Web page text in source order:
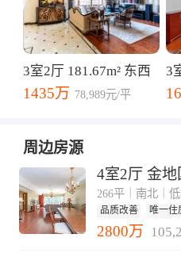
3室2厅 181.67m² 东西
1435万 78,989元/平
3
周边房源
4室2厅 金地
266平｜南北｜
品质改善 唯一住
2800万